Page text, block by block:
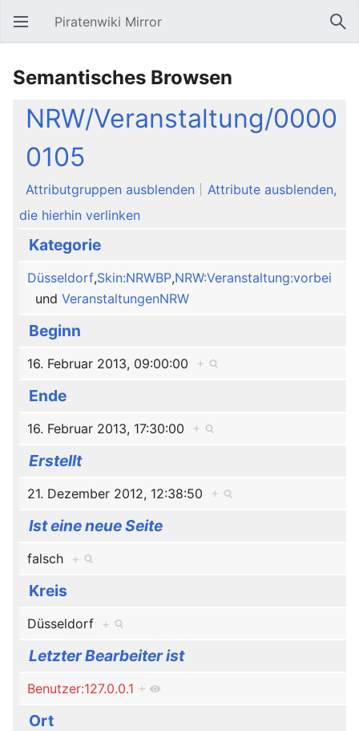
Hauptmenü öffnen Piratenwiki Mirror
Semantisches Browsen
NRW/Veranstaltung/0000
0105
Attributgruppen ausblenden
Attribute ausblenden,
die hierhin verlinken
Kategorie
Düsseldorf,Skin:NRWBP,NRW:Veranstaltung:vorbei
und VeranstaltungenNRW
Beginn
16. Februar 2013, 09:00:00 +
Ende
16. Februar 2013, 17:30:00 +
Erstellt
21. Dezember 2012, 12:38:50 +
Ist eine neue Seite
falsch +
Kreis
Düsseldorf +
Letzter Bearbeiter ist
Benutzer:127.0.0.1 +
Ort